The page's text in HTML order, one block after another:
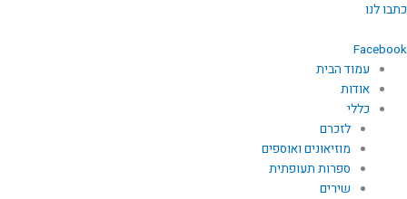
דילוג
כתבו לנו
Facebook
עמוד הבית
אודות
כללי
לזכרם
מוזיאונים ואוספים
ספרות תעופתית
שירים